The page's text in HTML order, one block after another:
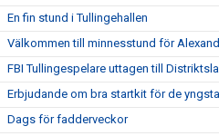
En fin stund i Tullingehallen
Välkommen till minnesstund för
FBI Tullingespelare uttagen till
Erbjudande om bra startkit för de
Dags för fadderveckor